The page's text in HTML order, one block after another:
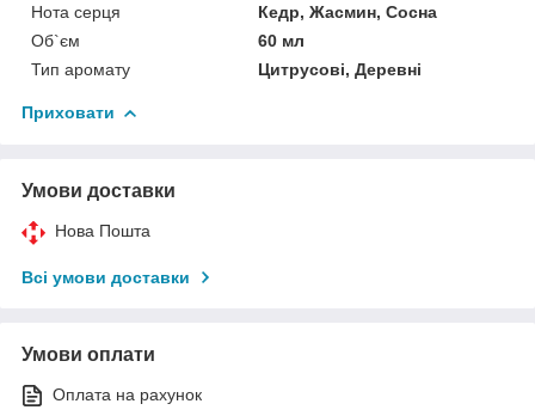
Нота серця
Кедр, Жасмин, Сосна
Об`єм
60 мл
Тип аромату
Цитрусові, Деревні
Приховати
Умови доставки
Нова Пошта
Всі умови доставки
Умови оплати
Оплата на рахунок